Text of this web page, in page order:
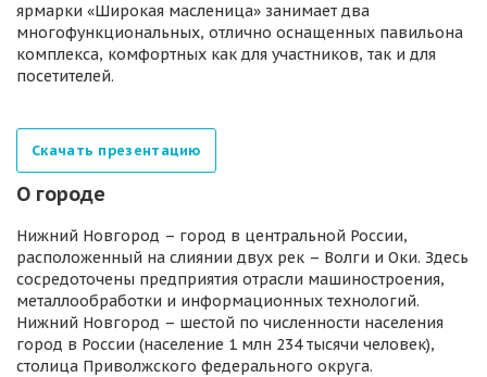
ярмарки «Широкая масленица» занимает два
многофункциональных, отлично оснащенных павильона
комплекса, комфортных как для участников, так и для
посетителей.
Скачать презентацию
О городе
Нижний Новгород – город в центральной России,
расположенный на слиянии двух рек – Волги и Оки. Здесь
сосредоточены предприятия отрасли машиностроения,
металлообработки и информационных технологий.
Нижний Новгород – шестой по численности населения
город в России (население 1 млн 234 тысячи человек),
столица Приволжского федерального округа.